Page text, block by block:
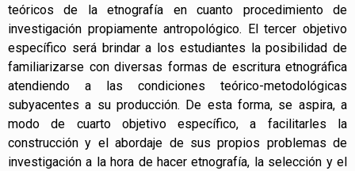
teóricos de la etnografía en cuanto procedimiento de
investigación propiamente antropológico. El tercer objetivo
específico será brindar a los estudiantes la posibilidad de
familiarizarse con diversas formas de escritura etnográfica
atendiendo a las condiciones teórico-metodológicas
subyacentes a su producción. De esta forma, se aspira, a
modo de cuarto objetivo específico, a facilitarles la
construcción y el abordaje de sus propios problemas de
investigación a la hora de hacer etnografía, la selección y el